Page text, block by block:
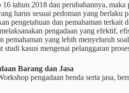
16 tahun 2018 dan perubahannya,
harus sesuai pedoman yang berlaku
pengetahuan dan pemahaman terkait
pengadaan yang efektif,
pemahaman yang lebih menyeluruh
studi kasus mengenai pelanggaran
Barang dan Jasa
pengadaan benda serta jasa,